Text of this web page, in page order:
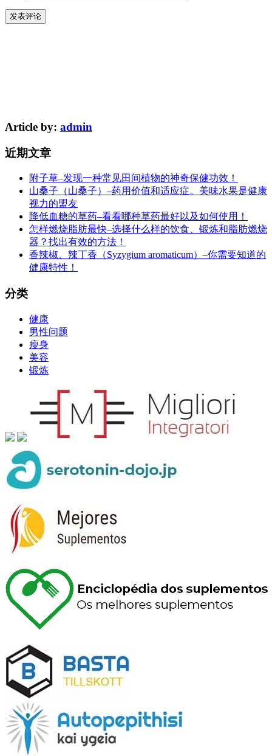
Article by: admin
近期文章
附子草–发现一种常见田间植物的神奇保健功效！
山桑子（山桑子）–药用价值和适应症。美味水果是健康
视力的盟友
降低血糖的草药–看看哪种草药最好以及如何使用！
怎样燃烧脂肪最快–选择什么样的饮食、锻炼和脂肪燃烧
器？找出有效的方法！
香辣椒、辣丁香（Syzygium aromaticum）–你需要知道的
健康特性！
分类
健康
男性问题
瘦身
美容
锻炼